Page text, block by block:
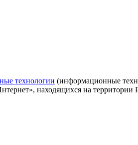
технологии (информационные
находящихся на